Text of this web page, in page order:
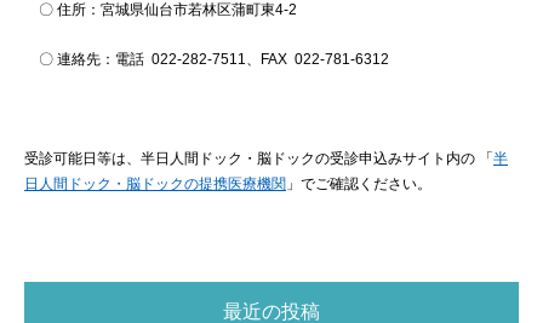
〇 住所：宮城県仙台市若林区蒲町東4-2
〇 連絡先：電話 022-282-7511、FAX 022-781-6312
受診可能日等は、半日人間ドック・脳ドックの受診申込みサイト内の 「 半
日人間ドック・脳ドックの提携医療機関 」でご確認ください。
最近の投稿